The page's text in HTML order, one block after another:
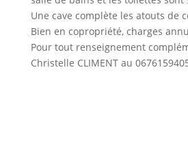
Une cave complète les atouts de
Bien en copropriété, charges
Pour tout renseignement
Christelle CLIMENT au